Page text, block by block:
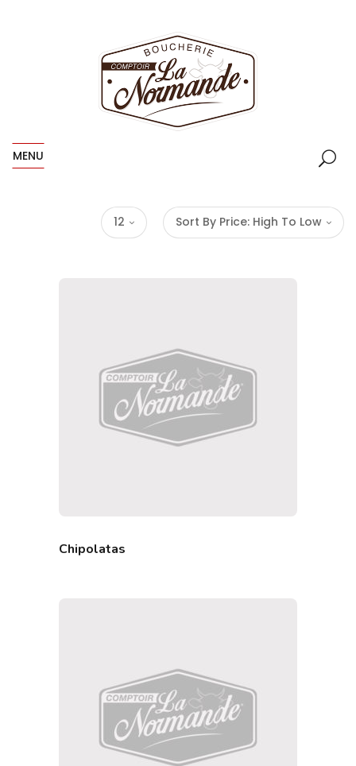
MENU
Sort By Price: High To Low
12
Chipolatas